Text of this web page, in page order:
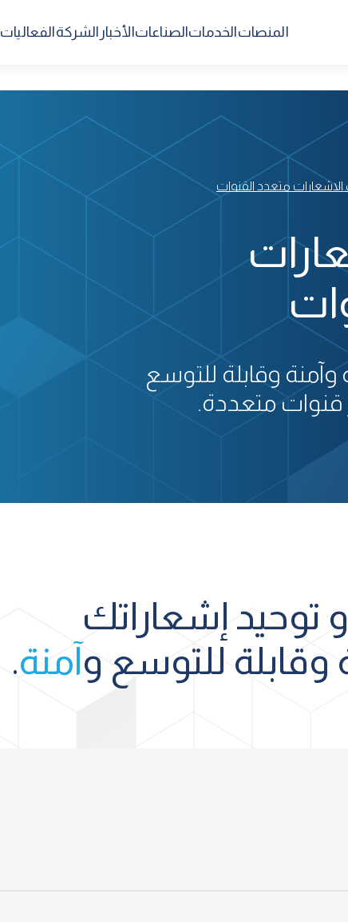
المنصاتالخدماتالصناعاتالأخبار الشركةالفعاليات
متعدد القنوات
وقابلة للتوسع
قنوات متعددة.
توحيد إشعاراتك
وقابلة للتوسع وآمنة.